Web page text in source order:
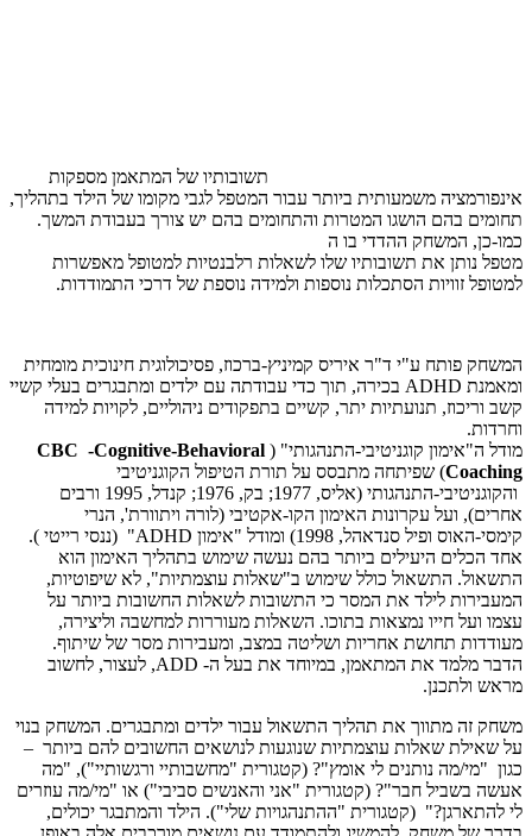
תשובותיו של המתאמן מספקות
אינפורמציה משמעותית ביותר עבור המטפל לגבי מקומו של הילד בתהליך,
תחומים בהם הושגו המטרות והתחומים בהם יש צורך בעבודת המשך.
כמו-כן, המשחק ההדדי בו ה
מטפל נותן את תשובותיו שלו לשאלות רלבנטיות למטופל מאפשרות
למטופל זוויות הסתכלות נוספות ולמידה נוספת של דרכי התמודדות.
המשחק פותח ע"י ד"ר איריס קמיניץ-ברכוז, פסיכולוגית חינוכית מומחית
ומאמנת ADHD בכירה, תוך כדי עבודתה עם ילדים ומתבגרים בעלי קשיי
קשב וריכוז, תנועתיות יתר, קשיים בתפקודים ניהוליים, לקויות למידה
וחרדות.
מודל ה"אימון קוגניטיבי-התנהגותי" ( CBC -Cognitive-Behavioral
Coaching) שפיתחה מתבסס על תורת הטיפול הקוגניטיבי
והקוגניטיבי-התנהגותי (אליס, 1977; בק, 1976; קנדל, 1995 ורבים
אחרים), ועל עקרונות האימון הקו-אקטיבי (לורה ויתוורת', הנרי
קימסי-האוס ופיל סנדאהל, 1998) ומודל "אימון ADHD" (ננסי רייטי ).
אחד הכלים היעילים ביותר בהם נעשה שימוש בתהליך האימון הוא
התשאול. התשאול כולל שימוש ב"שאלות עוצמתיות", לא שיפוטיות,
המעבירות לילד את המסר כי התשובות לשאלות החשובות ביותר על
עצמו ועל חייו נמצאות בתוכו. השאלות מעוררות למחשבה וליצירה,
מעודדות תחושת אחריות ושליטה במצב, ומעבירות מסר של שיתוף.
הדבר מלמד את המתאמן, במיוחד את בעל ה- ADD, לעצור, לחשוב
מראש ולתכנן.
משחק זה מתווך את תהליך התשאול עבור ילדים ומתבגרים. המשחק בנוי
על שאילת שאלות עוצמתיות שנוגעות לנושאים החשובים להם ביותר –
כגון "מי/מה נותנים לי אומץ"? (קטגורית "מחשבותיי ורגשותיי"), "מה
אעשה בשביל חבר"? (קטגורית "אני והאנשים סביבי") או "מי/מה עוזרים
לי להתארגן?" (קטגורית "ההתנהגויות שלי"). הילד והמתבגר יכולים,